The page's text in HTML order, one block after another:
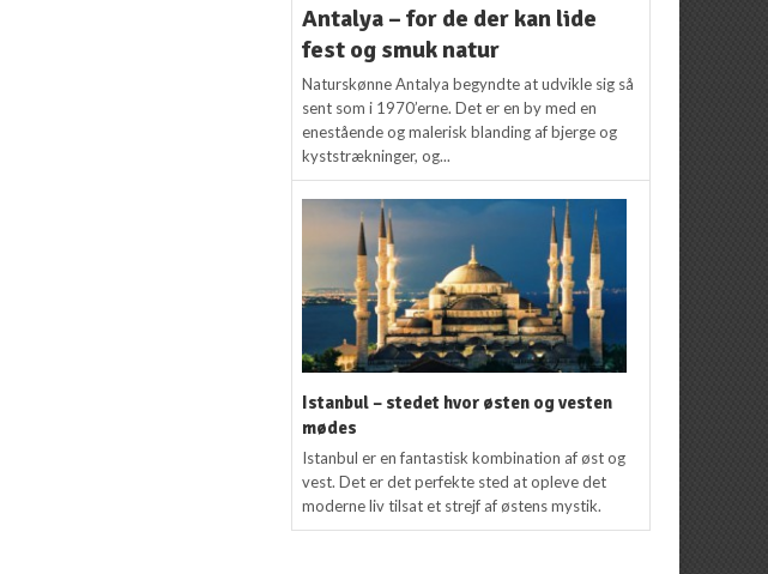
Antalya – for de der kan lide
fest og smuk natur
Naturskønne Antalya begyndte at udvikle sig så
sent som i 1970’erne. Det er en by med en
enestående og malerisk blanding af bjerge og
kyststrækninger, og...
Istanbul – stedet hvor østen og vesten
mødes
Istanbul er en fantastisk kombination af øst og
vest. Det er det perfekte sted at opleve det
moderne liv tilsat et strejf af østens mystik.